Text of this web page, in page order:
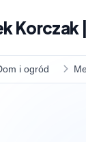
Korczak
i ogród